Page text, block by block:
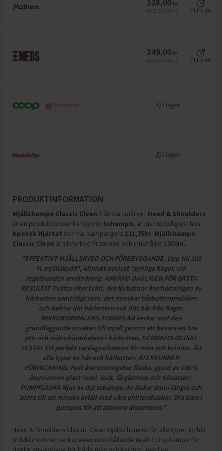
kr
Till butik
149,00 kr
Till butik
Webbpriser Ej i lager
Ej i lager
PRODUKTINFORMATION
Mjällchampo Classic Clean från varumärket Head & Shoulders
är en produkt under kategorin Schampo, är just nu billigast hos
Apotek Hjärtat och har kampanjpris 111,75kr. Mjällchampo
Classic Clean är tillverkad Frankrike och innehåller 1000ml.
"EFFEKTIVT MJÄLLSKYDD OCH FÖREBYGGANDE. Upp till 100
% mjällskydd*, kliniskt bevisat *synliga flagor, vid
regelbunden användning. ANVÄND DAGLIGEN FÖR BÄSTA
RESULTAT Tvätta efter tvätt, det förbättrar återfuktningen av
hårbotten samtidigt som. det minskar hårbottenproblem
och befriar din hårbotten och ditt hår från flagor.
MIKROBIOMBALANS-FORMULAN verkar mot den
grundläggande orsaken till mjäll genom att bevara en bra
pH- och mikrobiombalans i hårbotten. DERMATOLOGISKT
TESTAT Ett perfekt vardagsschampo för män och kvinnor, för
alla typer av hår och hårbotten. ÅTERVUNNEN
FÖRPACKNING. Helt återvinningsbar flaska, gjord av 100 %
återvunnen plast (exkl. lock, färgämnen och tillsatser).
PUMPFLASKA Njut av det schampo du älskar ännu längre och
bidra till att minska avfall med våra enlitersflaskor. Dra bara i
pumpen för att aktivera dispensern."
Head & Shoulders Classic Clean Mjällschampo för alla typer av hår
och hårbottnar verkar även mot ihållande mjäll. Ett schampo för